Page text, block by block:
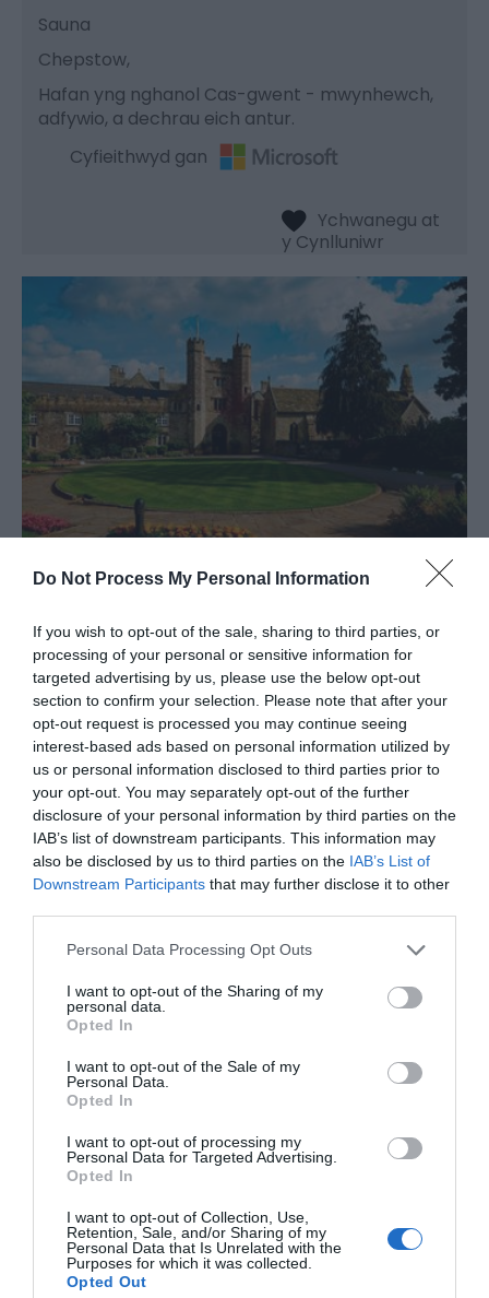
Do Not Process My Personal Information
If you wish to opt-out of the sale, sharing to third parties, or
processing of your personal or sensitive information for
targeted advertising by us, please use the below opt-out
section to confirm your selection. Please note that after your
opt-out request is processed you may continue seeing
interest-based ads based on personal information utilized by
us or personal information disclosed to third parties prior to
your opt-out. You may separately opt-out of the further
disclosure of your personal information by third parties on the
IAB’s list of downstream participants. This information may
also be disclosed by us to third parties on the IAB’s List of
Downstream Participants that may further disclose it to other
Please note that this website/app uses one or more Google
not limited to your visit or usage behaviour. You may click to
grant or deny consent to Google and its third-party tags to
use your data for below specified purposes in below Google
consent section.
Personal Data Processing Opt Outs
I want to opt-out of the Sharing of my
personal data.
Opted In
I want to opt-out of the Sale of my
Personal Data.
Opted In
I want to opt-out of processing my
Personal Data for Targeted Advertising.
Opted In
I want to opt-out of Collection, Use,
Retention, Sale, and/or Sharing of my
Personal Data that Is Unrelated with the
Purposes for which it was collected.
Opted Out
Sauna
Chepstow,
Hafan yng nghanol Cas-gwent - mwynhewch,
adfywio, a dechrau eich antur.
Cyfieithwyd gan
Delta Hotels by Marriott St
Pierre Country Club
Gwesty
Chepstow
Mae Delta Hotels gan Marriott St Pierre Country
Club wedi'i adeiladu o amgylch maenordy hardd
14thC ac mae mewn lleoliad delfrydol dim ond
taith fer o Hen Bont Hafren. Mae'n cynnig llety a
chyfleusterau cynadledda rhagorol.
Cyfieithwyd gan